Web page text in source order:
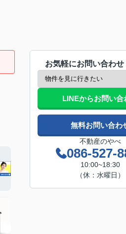
お気軽にお問い合わ
LINEからお問い合
無料お問い合わ
不動産のやべ
086-527-
10:00~18:30
（休：水曜日）